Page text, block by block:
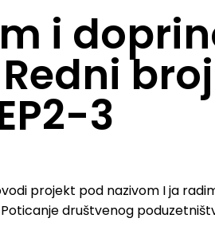
i
Redni
3
projekt pod nazivom I ja
društvenog